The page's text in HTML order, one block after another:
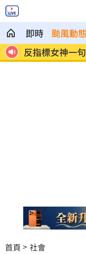
即時 颱風動態
傷
反指標女神一
過
首頁 社會